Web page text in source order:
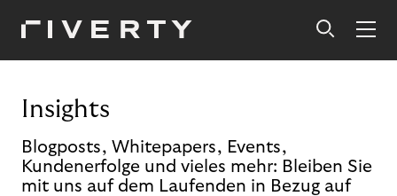
Insights
Blogposts, Whitepapers, Events,
Kundenerfolge und vieles mehr: Bleiben Sie
mit uns auf dem Laufenden in Bezug auf